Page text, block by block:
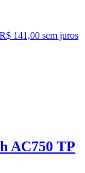
R$ 141,00 sem juros
AC750 TP